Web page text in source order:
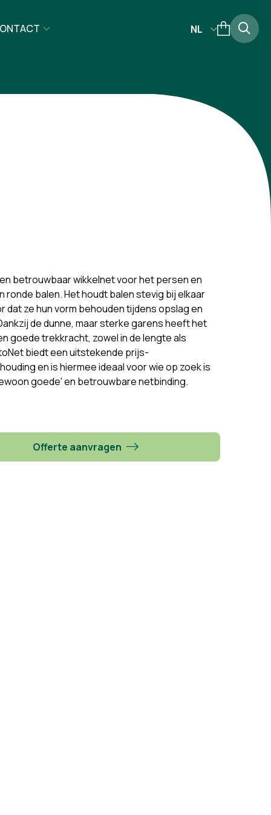
NL
betrouwbaar wikkelnet voor het persen en
ronde balen. Het houdt balen stevig bij elkaar
dat ze hun vorm behouden tijdens opslag en
de dunne, maar sterke garens heeft het
goede trekkracht, zowel in de lengte als
biedt een uitstekende prijs-
en is hiermee ideaal voor wie op zoek is
goede' en betrouwbare netbinding.
Offerte aanvragen